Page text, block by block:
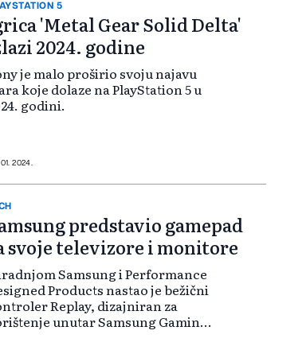
5
'Metal Gear Solid Delta'
2024. godine
je malo proširio svoju najavu
koje dolaze na PlayStation 5 u
godini.
2024.
predstavio gamepad
svoje televizore i monitore
Samsung i Performance
Products nastao je bežični
Replay, dizajniran za
unutar Samsung Gaming